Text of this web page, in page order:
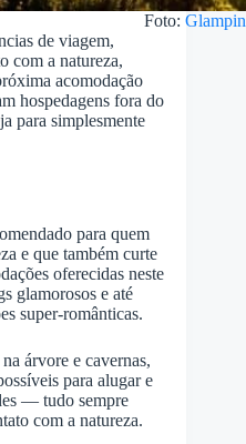
Foto:
de viagem,
com a natureza,
acomodação
hospedagens fora do
para simplesmente
para quem
e que também curte
oferecidas neste
glamorosos e até
super-românticas.
árvore e cavernas,
para alugar e
— tudo sempre
com a natureza.